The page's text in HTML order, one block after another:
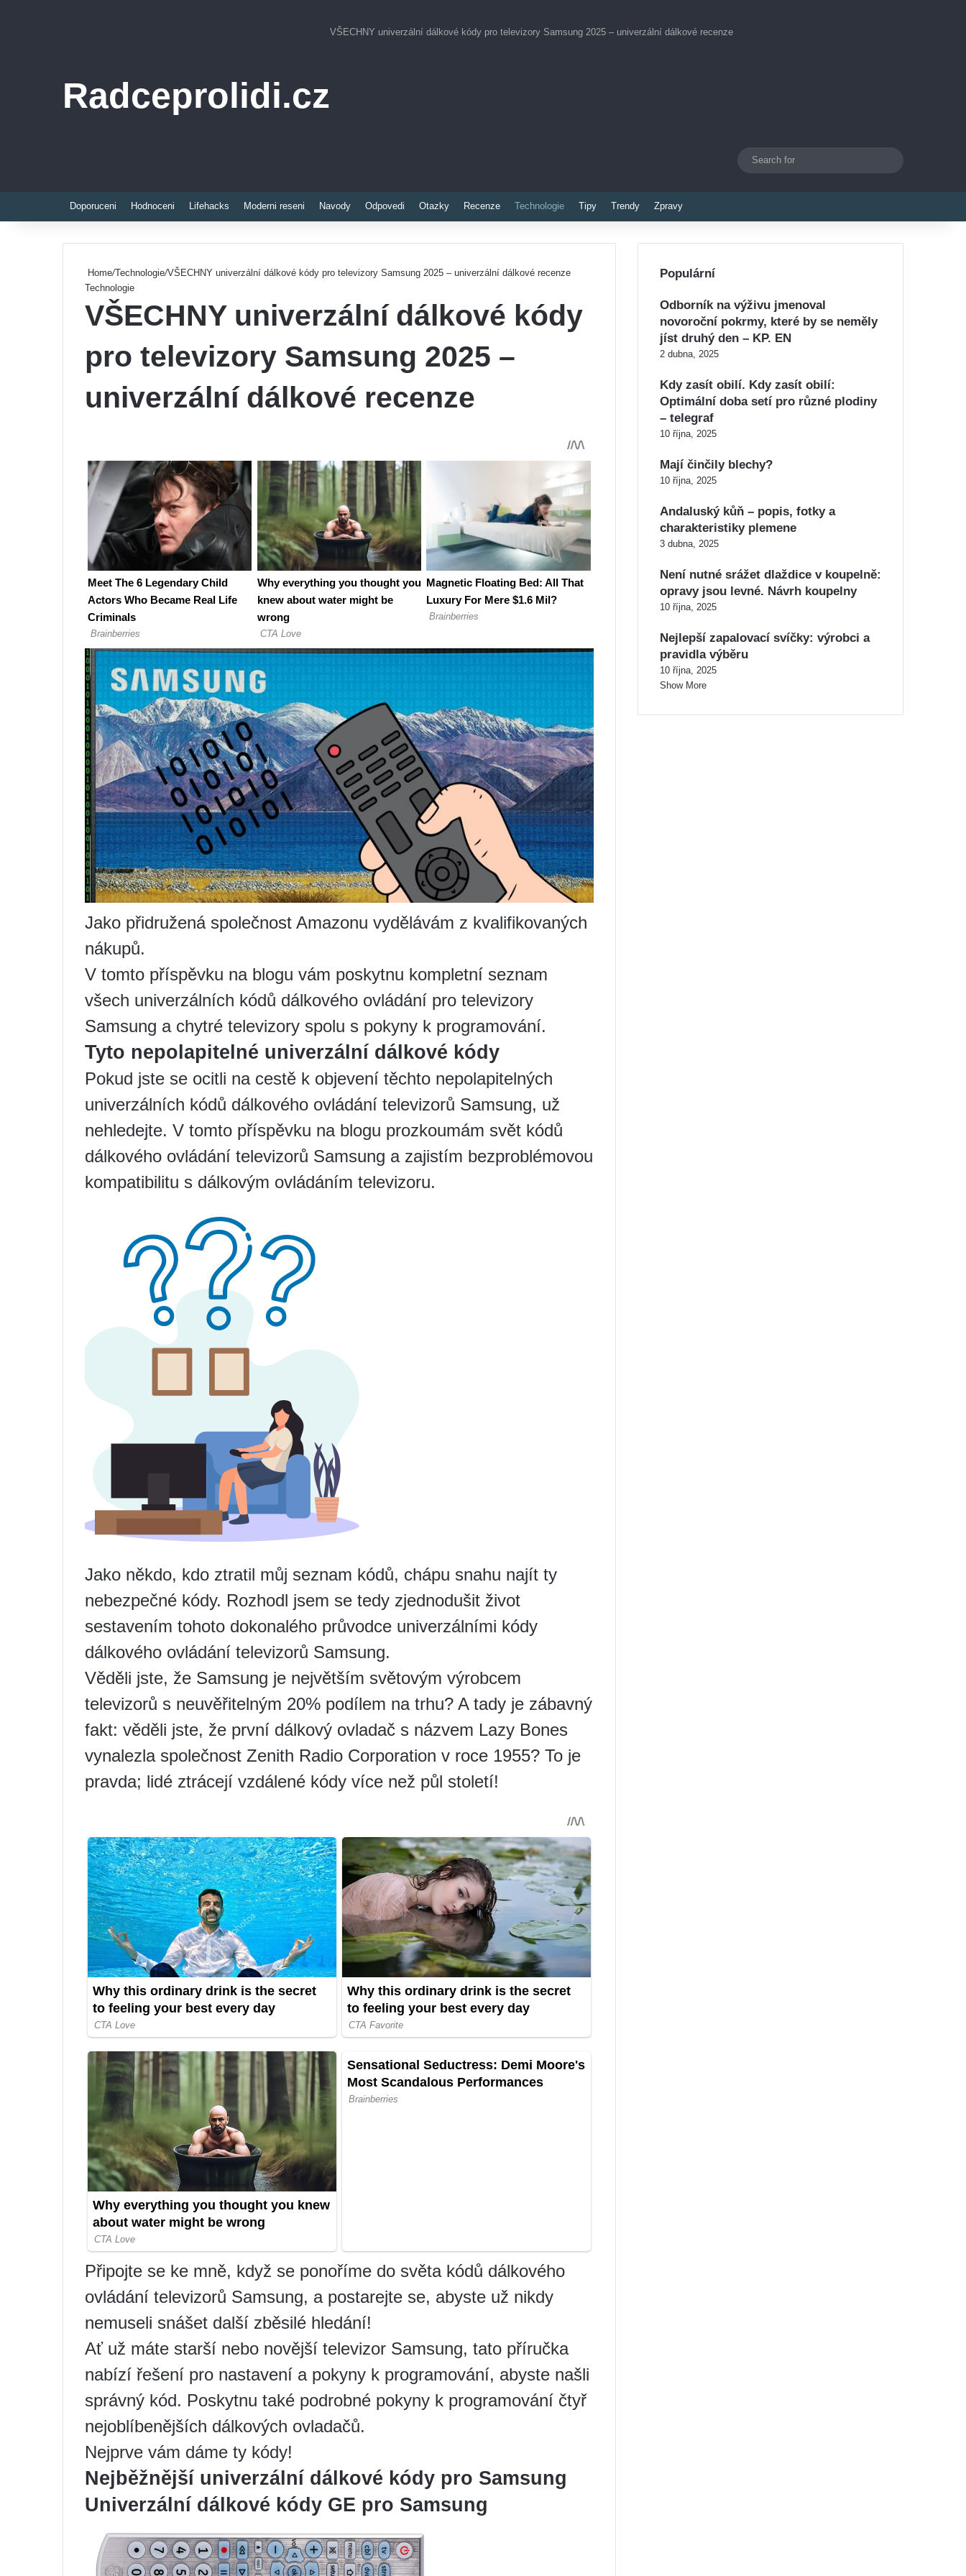
Radceprolidi.cz
VŠECHNY univerzální dálkové kódy pro televizory Samsung 2025 – univerzální dálkové recenze
Switch skin
Doporuceni Hodnoceni Lifehacks Moderni reseni Navody Odpovedi Otazky Recenze Technologie Tipy Trendy Zpravy
Home/Technologie/VŠECHNY univerzální dálkové kódy pro televizory Samsung 2025 – univerzální dálkové recenze
Technologie
VŠECHNY univerzální dálkové kódy
pro televizory Samsung 2025 –
univerzální dálkové recenze
Jako přidružená společnost Amazonu vydělávám z kvalifikovaných
nákupů.
V tomto příspěvku na blogu vám poskytnu kompletní seznam
všech univerzálních kódů dálkového ovládání pro televizory
Samsung a chytré televizory spolu s pokyny k programování.
Tyto nepolapitelné univerzální dálkové kódy
Pokud jste se ocitli na cestě k objevení těchto nepolapitelných
univerzálních kódů dálkového ovládání televizorů Samsung, už
nehledejte. V tomto příspěvku na blogu prozkoumám svět kódů
dálkového ovládání televizorů Samsung a zajistím bezproblémovou
kompatibilitu s dálkovým ovládáním televizoru.
Jako někdo, kdo ztratil můj seznam kódů, chápu snahu najít ty
nebezpečné kódy. Rozhodl jsem se tedy zjednodušit život
sestavením tohoto dokonalého průvodce univerzálními kódy
dálkového ovládání televizorů Samsung.
Věděli jste, že Samsung je největším světovým výrobcem
televizorů s neuvěřitelným 20% podílem na trhu? A tady je zábavný
fakt: věděli jste, že první dálkový ovladač s názvem Lazy Bones
vynalezla společnost Zenith Radio Corporation v roce 1955? To je
pravda; lidé ztrácejí vzdálené kódy více než půl století!
Připojte se ke mně, když se ponoříme do světa kódů dálkového
ovládání televizorů Samsung, a postarejte se, abyste už nikdy
nemuseli snášet další zběsilé hledání!
Ať už máte starší nebo novější televizor Samsung, tato příručka
nabízí řešení pro nastavení a pokyny k programování, abyste našli
správný kód. Poskytnu také podrobné pokyny k programování čtyř
nejoblíbenějších dálkových ovladačů.
Nejprve vám dáme ty kódy!
Nejběžnější univerzální dálkové kódy pro Samsung
Univerzální dálkové kódy GE pro Samsung
Populární
Odborník na výživu jmenoval
novoroční pokrmy, které by se neměly
jíst druhý den – KP. EN
2 dubna, 2025
Kdy zasít obilí. Kdy zasít obilí:
Optimální doba setí pro různé plodiny
– telegraf
10 října, 2025
Mají činčily blechy?
10 října, 2025
Andaluský kůň – popis, fotky a
charakteristiky plemene
3 dubna, 2025
Není nutné srážet dlaždice v koupelně:
opravy jsou levné. Návrh koupelny
10 října, 2025
Nejlepší zapalovací svíčky: výrobci a
pravidla výběru
10 října, 2025
Show More